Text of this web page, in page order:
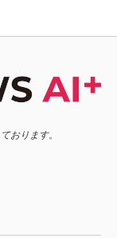
おります。